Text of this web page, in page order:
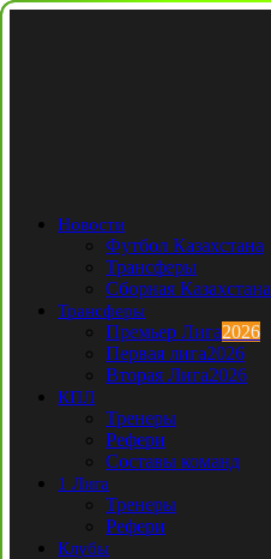
Новости
Футбол Казахстана
Трансферы
Сборная Казахстана
Трансферы
Премьер Лига2026
Первая лига2026
Вторая Лига2026
КПЛ
Тренеры
Рефери
Составы команд
1 Лига
Тренеры
Рефери
Клубы